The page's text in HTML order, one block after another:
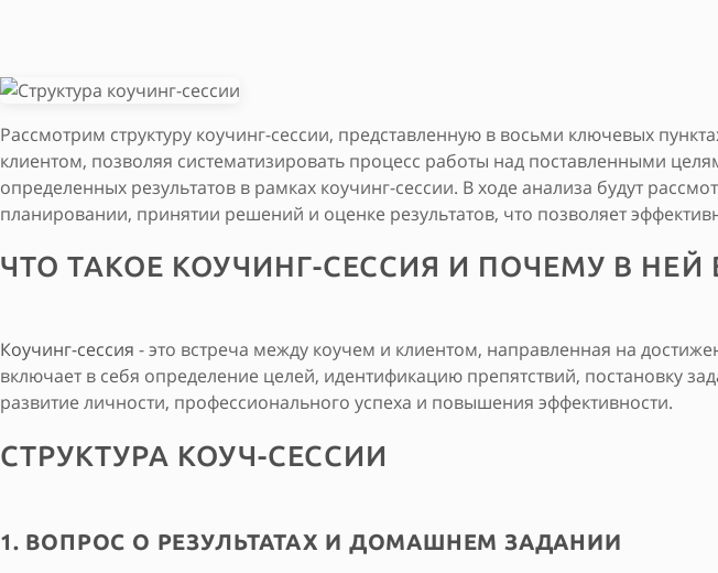
Рассмотрим структуру коучинг-сессии, представленную в восьми ключевых
клиентом, позволяя систематизировать процесс работы над поставленными
определенных результатов в рамках коучинг-сессии. В ходе анализа будут
планировании, принятии решений и оценке результатов, что позволяет
ЧТО ТАКОЕ КОУЧИНГ-СЕССИЯ И ПОЧЕМУ В НЕЙ
Коучинг-сессия - это встреча между коучем и клиентом, направленная на
включает в себя определение целей, идентификацию препятствий, постановку
развитие личности, профессионального успеха и повышения эффективности.
СТРУКТУРА КОУЧ-СЕССИИ
1. ВОПРОС О РЕЗУЛЬТАТАХ И ДОМАШНЕМ ЗАДАНИИ